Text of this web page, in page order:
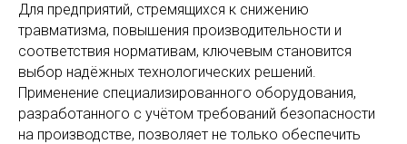
Для предприятий, стремящихся к снижению
травматизма, повышения производительности и
соответствия нормативам, ключевым становится
выбор надёжных технологических решений.
Применение специализированного оборудования,
разработанного с учётом требований безопасности
на производстве, позволяет не только обеспечить